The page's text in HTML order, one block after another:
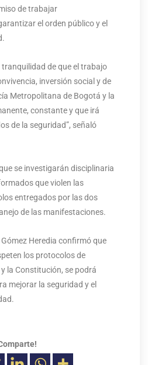
de trabajar
el orden público y el
de que el trabajo
inversión social y de
Metropolitana de Bogotá y la
constante y que irá
de la seguridad”, señaló
se investigarán disciplinaria
que violen las
entregados por las dos
de las manifestaciones.
Heredia confirmó que
los protocolos de
la Constitución, se podrá
mejorar la seguridad y el